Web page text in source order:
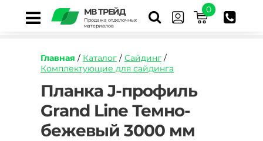
МВ ТРЕЙД
Продажа отделочных
материалов
0
Главная / Каталог / Сайдинг /
Комплектующие для сайдинга
https://mvtrade.ru/images/id/normal/planka-
j-
profil-
grand-
line-
Планка J-профиль
Grand Line Темно-
бежевый 3000 мм